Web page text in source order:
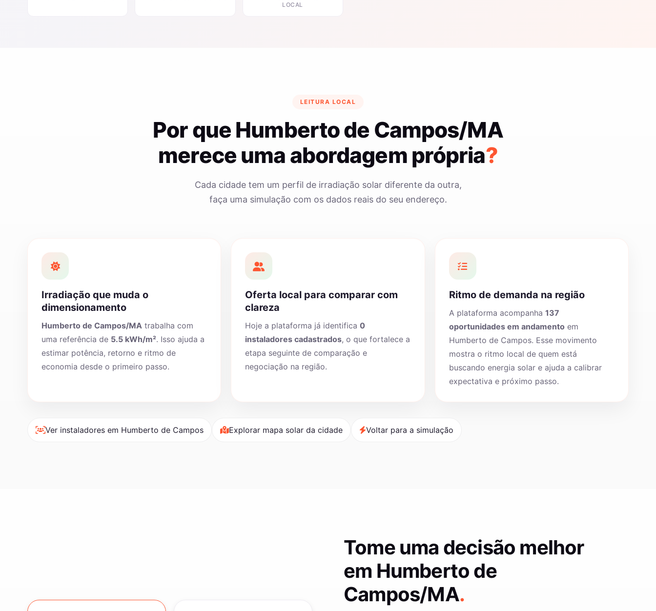
LOCAL
LEITURA LOCAL
Por que Humberto de Campos/MA
merece uma abordagem própria?
Cada cidade tem um perfil de irradiação solar diferente da outra,
faça uma simulação com os dados reais do seu endereço.
Irradiação que muda o
dimensionamento
Humberto de Campos/MA trabalha com
uma referência de 5.5 kWh/m². Isso ajuda a
estimar potência, retorno e ritmo de
economia desde o primeiro passo.
Oferta local para comparar com
clareza
Hoje a plataforma já identifica0
instaladores cadastrados, o que fortalece a
etapa seguinte de comparação e
negociação na região.
Ritmo de demanda na região
A plataforma acompanha 137
oportunidades em andamento em
Humberto de Campos. Esse movimento
mostra o ritmo local de quem está
buscando energia solar e ajuda a calibrar
expectativa e próximo passo.
Ver instaladores em Humberto de Campos Explorar mapa solar da cidade Voltar para a simulação
Tome uma decisão melhor
em Humberto de
Campos/MA.